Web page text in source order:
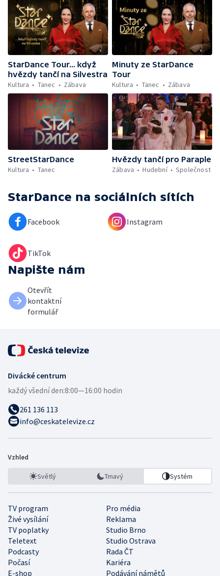
StarDance Tour... když
hvězdy tančí na Silvestra
Kultura
Tanec Zábava
Minuty ze StarDance
Tour
Kultura
Tanec Zábava
StreetStarDance
Kultura
Tanec
Hvězdy tančí pro Paraple
Zábava
Hudební Společnost
StarDance na sociálních sítích
Facebook Instagram
TikTok
Napište nám
Otevřít
kontaktní
formulář
Divácké centrum
každý všední den:8:00—16:00 hodin
261 136 113
info@ceskatelevize.cz
Vzhled
Světlý Tmavý Systém
TV program
Pro média
Živé vysílání
Reklama
TV poplatky
Studio Brno
Teletext
Studio Ostrava
Podcasty
Rada ČT
Počasí
Kariéra
E-shop
Podávání námětů